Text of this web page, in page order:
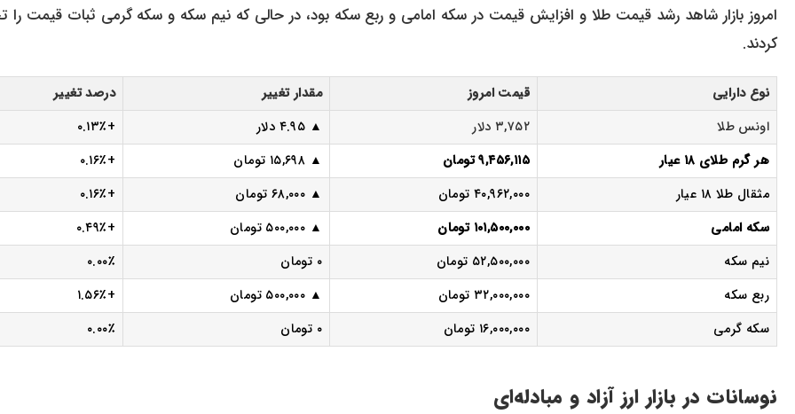
امروز بازار شاهد رشد قیمت طلا و افزایش قیمت در سکه امامی و ربع سکه بود، در حالی که نیم سکه و سکه گرمی ثبات قیمت را
کردند.
نوع دارایی قیمت امروز مقدار تغییر
درصد تغییر
اونس طلا
۳,۷۵۲ دلار ▲ ۴.۹۵ دلار
+۰.۱۳٪
هر گرم طلای ۱۸ عیار
۹,۴۵۶,۱۱۵ تومان ▲ ۱۵,۶۹۸ تومان
+۰.۱۶٪
مثقال طلا ۱۸ عیار
۴۰,۹۶۲,۰۰۰ تومان ▲ ۶۸,۰۰۰ تومان
+۰.۱۶٪
سکه امامی
۱۰۱,۵۰۰,۰۰۰ تومان ▲ ۵۰۰,۰۰۰ تومان
+۰.۴۹٪
نیم سکه
۵۲,۵۰۰,۰۰۰ تومان ۰ تومان
۰.۰۰٪
ربع سکه
۳۲,۰۰۰,۰۰۰ تومان ▲ ۵۰۰,۰۰۰ تومان
+۱.۵۶٪
سکه گرمی
۱۶,۰۰۰,۰۰۰ تومان ۰ تومان ۰.۰۰٪
نوسانات در بازار ارز آزاد و مبادله‌ای